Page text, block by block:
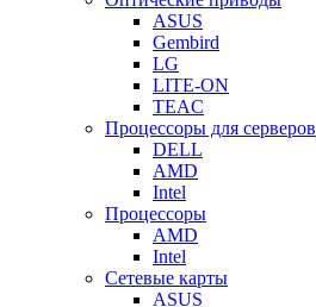
ASUS
Gembird
LG
LITE-ON
TEAC
Процессоры для серверов
DELL
AMD
Intel
Процессоры
AMD
Intel
Сетевые карты
ASUS